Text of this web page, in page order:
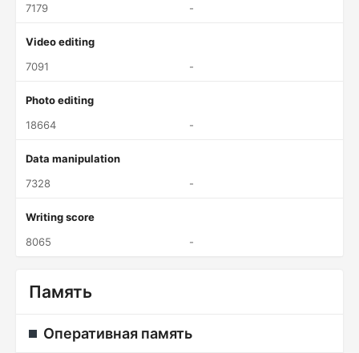
7179
-
Video editing
7091
-
Photo editing
18664
-
Data manipulation
7328
-
Writing score
8065
-
Память
Оперативная память